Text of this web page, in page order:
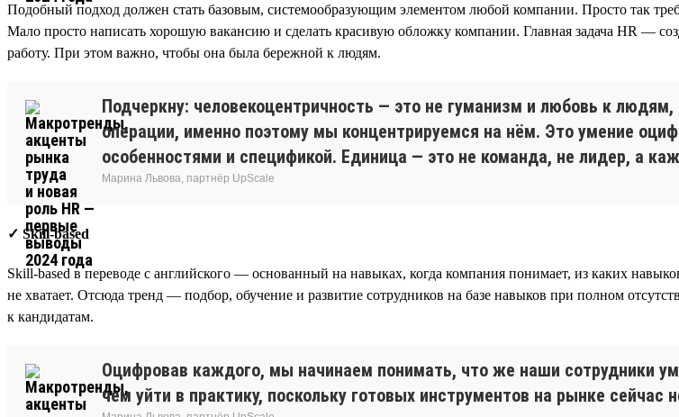
Подобный подход должен стать базовым, системообразующим элементом любой компании. Просто так
Мало просто написать хорошую вакансию и сделать красивую обложку компании. Главная задача HR —
работу. При этом важно, чтобы она была бережной к людям.
Подчеркну: человекоцентричность — это не гуманизм и любовь к
операции, именно поэтому мы концентрируемся на нём. Это умение
особенностями и спецификой. Единица — это не команда, не лидер, а
Марина Львова, партнёр UpScale
✓ Skill-based
Skill-based в переводе с английского — основанный на навыках, когда компания понимает, из каких
не хватает. Отсюда тренд — подбор, обучение и развитие сотрудников на базе навыков при полном
к кандидатам.
Оцифровав каждого, мы начинаем понимать, что же наши сотрудники
чем уйти в практику, поскольку готовых инструментов на рынке сейчас